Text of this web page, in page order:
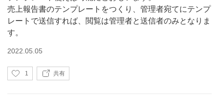
売上報告書のテンプレートをつくり、管理者宛てにテンプ
レートで送信すれば、閲覧は管理者と送信者のみとなりま
す。
2022.05.05
い
1 共有